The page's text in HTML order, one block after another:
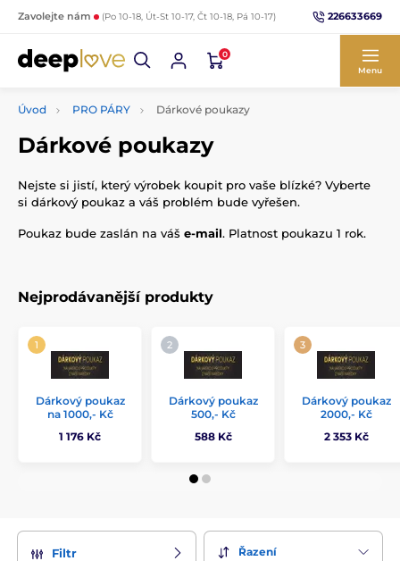
Zavolejte nám (Po 10-18, Út-St 10-17, Čt 10-18, Pá 10-17) 226633669
0
Menu
Úvod PRO PÁRY Dárkové poukazy
Dárkové poukazy
Nejste si jistí, který výrobek koupit pro vaše blízké? Vyberte
si dárkový poukaz a váš problém bude vyřešen.
Poukaz bude zaslán na váš e-mail. Platnost poukazu 1 rok.
Nejprodávanější produkty
Dárkový poukaz
na 1000,- Kč
1 176 Kč
Dárkový poukaz
500,- Kč
588 Kč
Dárkový poukaz
2000,- Kč
2 353 Kč
Filtr Řazení